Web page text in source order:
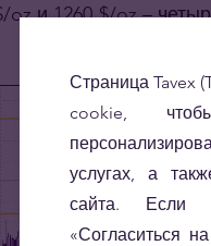
и 1260 $/oz –
Страница Tavex
cookie,
услугах, а
сайта. Если
«Согласиться